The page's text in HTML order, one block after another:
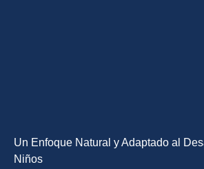
Un Enfoque Natural y Adaptado al
Niños